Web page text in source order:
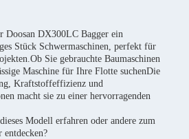
Doosan DX300LC Bagger ein
Stück Schwermaschinen, perfekt für
Sie gebrauchte Baumaschinen
Maschine für Ihre Flotte suchenDie
Kraftstoffeffizienz und
macht sie zu einer hervorragenden
Modell erfahren oder andere zum
entdecken?